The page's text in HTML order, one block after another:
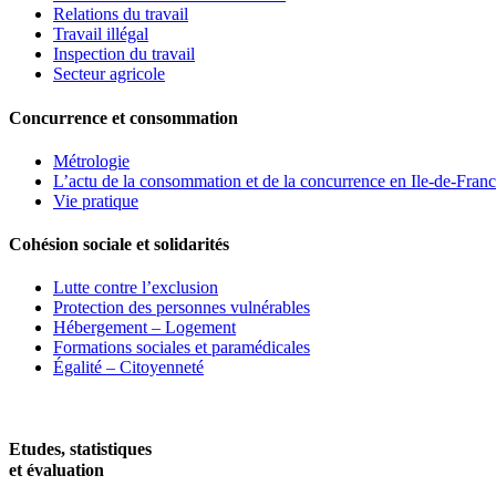
Relations du travail
Travail illégal
Inspection du travail
Secteur agricole
Concurrence et consommation
Métrologie
L’actu de la consommation et de la concurrence en Ile-de-
Vie pratique
Cohésion sociale et solidarités
Lutte contre l’exclusion
Protection des personnes vulnérables
Hébergement – Logement
Formations sociales et paramédicales
Égalité – Citoyenneté
Etudes, statistiques
et évaluation